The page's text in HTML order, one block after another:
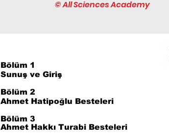
© All Sciences Academy
Bölüm 1
Sunuş ve Giriş
Bölüm 2
Ahmet Hatipoğlu Besteleri
Bölüm 3
Ahmet Hakkı Turabi Besteleri